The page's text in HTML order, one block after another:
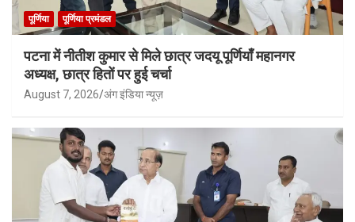
पूर्णिया पूर्णिया प्रमंडल
पटना में नीतीश कुमार से मिले छात्र जदयू पूर्णियाँ महानगर
अध्यक्ष, छात्र हितों पर हुई चर्चा
August 7, 2026 अंग इंडिया न्यूज़